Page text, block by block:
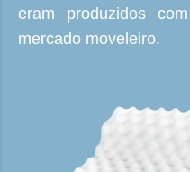
eram produzidos
mercado moveleiro.